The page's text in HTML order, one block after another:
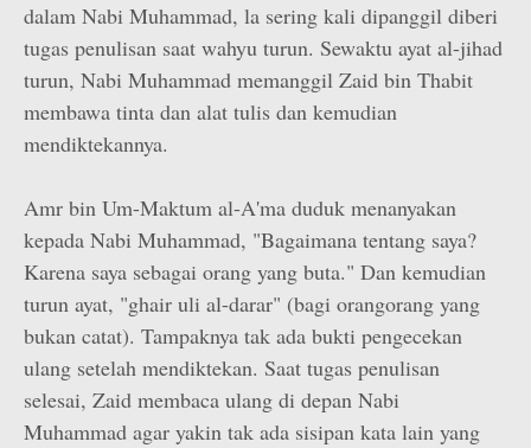
dalam Nabi Muhammad, la sering kali dipanggil diberi
tugas penulisan saat wahyu turun. Sewaktu ayat al-jihad
turun, Nabi Muhammad memanggil Zaid bin Thabit
membawa tinta dan alat tulis dan kemudian
mendiktekannya.
Amr bin Um-Maktum al-A'ma duduk menanyakan
kepada Nabi Muhammad, "Bagaimana tentang saya?
Karena saya sebagai orang yang buta." Dan kemudian
turun ayat, "ghair uli al-darar" (bagi orang­orang yang
bukan catat). Tampaknya tak ada bukti pengecekan
ulang setelah mendiktekan. Saat tugas penulisan
selesai, Zaid membaca ulang di depan Nabi
Muhammad agar yakin tak ada sisipan kata lain yang